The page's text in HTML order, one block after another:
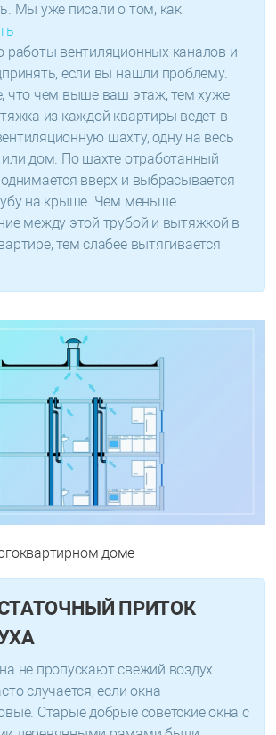
Мы уже писали о том, как
работы вентиляционных каналов и
если вы нашли проблему.
что чем выше ваш этаж, тем хуже
из каждой квартиры ведет в
шахту, одну на весь
или дом. По шахте отработанный
вверх и выбрасывается
на крыше. Чем меньше
между этой трубой и вытяжкой в
тем слабее вытягивается
доме
ПРИТОК
не пропускают свежий воздух.
случается, если окна
Старые добрые советские окна с